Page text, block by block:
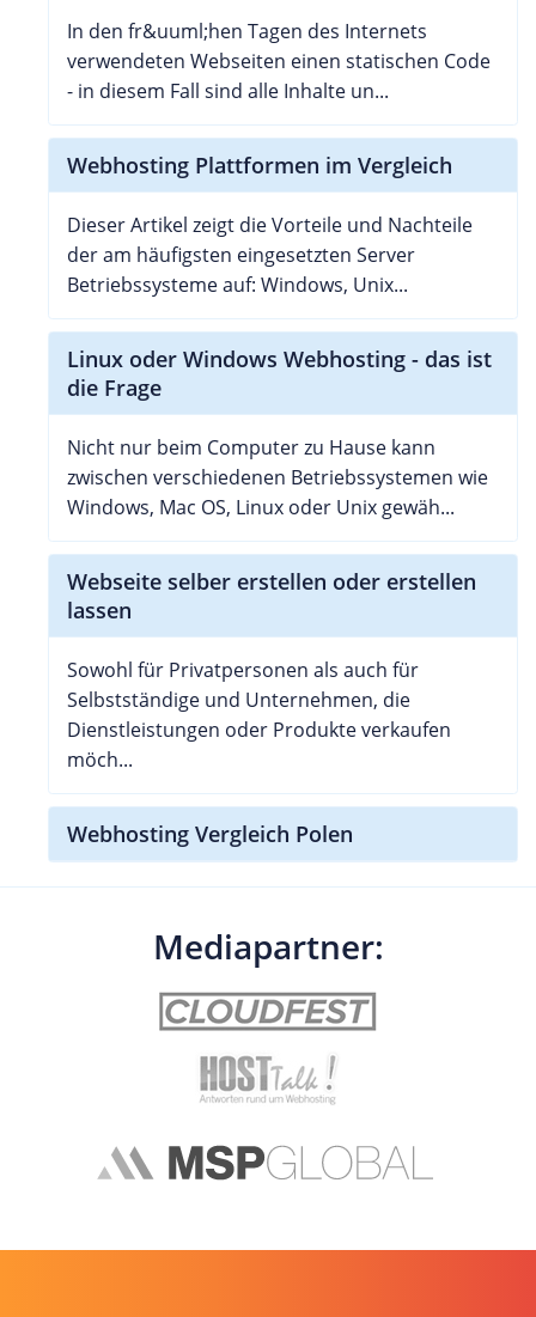
In den fr&uuml;hen Tagen des Internets
verwendeten Webseiten einen statischen Code
- in diesem Fall sind alle Inhalte un...
Webhosting Plattformen im Vergleich
Dieser Artikel zeigt die Vorteile und Nachteile
der am häufigsten eingesetzten Server
Betriebssysteme auf: Windows, Unix...
Linux oder Windows Webhosting - das ist
die Frage
Nicht nur beim Computer zu Hause kann
zwischen verschiedenen Betriebssystemen wie
Windows, Mac OS, Linux oder Unix gewäh...
Webseite selber erstellen oder erstellen
lassen
Sowohl für Privatpersonen als auch für
Selbstständige und Unternehmen, die
Dienstleistungen oder Produkte verkaufen
möch...
Webhosting Vergleich Polen
Mediapartner: